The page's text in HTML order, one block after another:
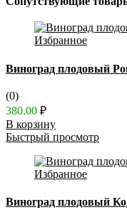
Избранное
Виноград плодовый
(0)
380.00 ₽
В корзину
Быстрый просмотр
Избранное
Виноград плодовый